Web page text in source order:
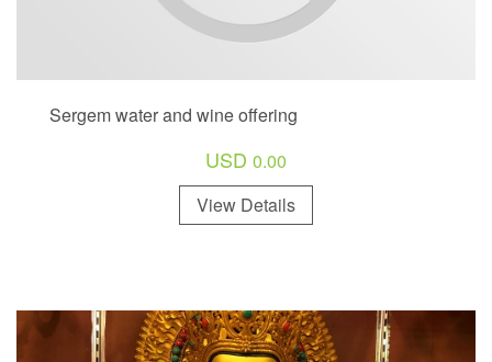
Sergem water and wine offering
USD 0.00
View Details